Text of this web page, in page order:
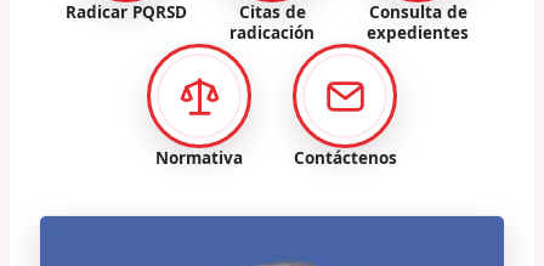
Radicar PQRSD
Citas de
radicación
Consulta de
expedientes
Normativa Contáctenos